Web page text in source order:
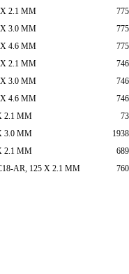
2.1 MM
3.0 MM
4.6 MM
2.1 MM
3.0 MM
4.6 MM
2.1 MM
3.0 MM
2.1 MM
AR, 125 X 2.1 MM